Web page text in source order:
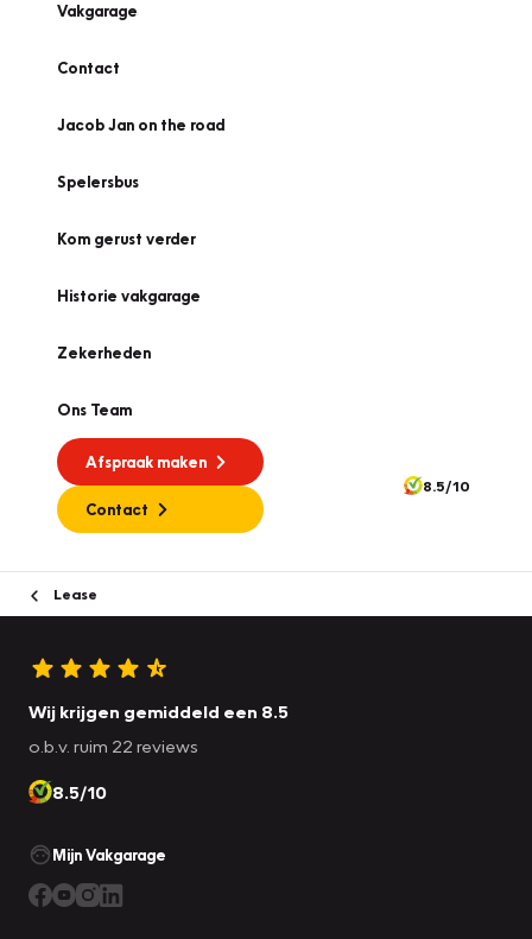
Vakgarage
Contact
Jacob Jan on the road
Spelersbus
Kom gerust verder
Historie vakgarage
Zekerheden
Ons Team
Afspraak maken
Contact
8.5/10
Lease
Wij krijgen gemiddeld een 8.5
o.b.v. ruim 22 reviews
8.5/10
Mijn Vakgarage